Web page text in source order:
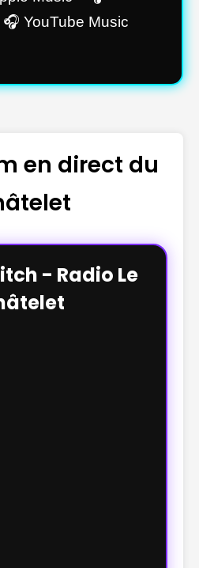
YouTube Music
en direct du
- Radio Le